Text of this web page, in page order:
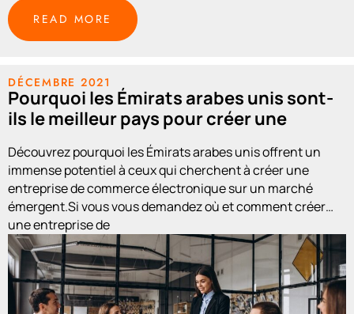
READ MORE
DÉCEMBRE 2021
Pourquoi les Émirats arabes unis sont-
ils le meilleur pays pour créer une
entreprise de commerce électronique ?
Découvrez pourquoi les Émirats arabes unis offrent un
immense potentiel à ceux qui cherchent à créer une
entreprise de commerce électronique sur un marché
émergent.Si vous vous demandez où et comment créer
une entreprise de